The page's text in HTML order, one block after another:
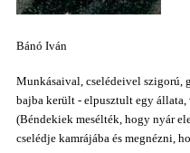
Bánó Iván
Munkásaival, cselédeivel szigorú,
bajba került - elpusztult egy
(Béndekiek mesélték, hogy nyár
cselédje kamrájába és megnézni,